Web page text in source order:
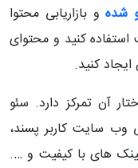
شدهو بازاریابی محتوا
استفاده کنید و محتوای
کنید.
آن تمرکز دارد. سئو
وب سایت کاربر پسند،
های با کیفیت و ….